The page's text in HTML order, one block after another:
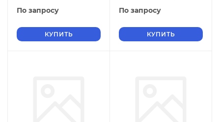
ГОСТ 9234-74
По запросу
КУПИТЬ
ГОСТ 9234-74
По запросу
КУПИТЬ